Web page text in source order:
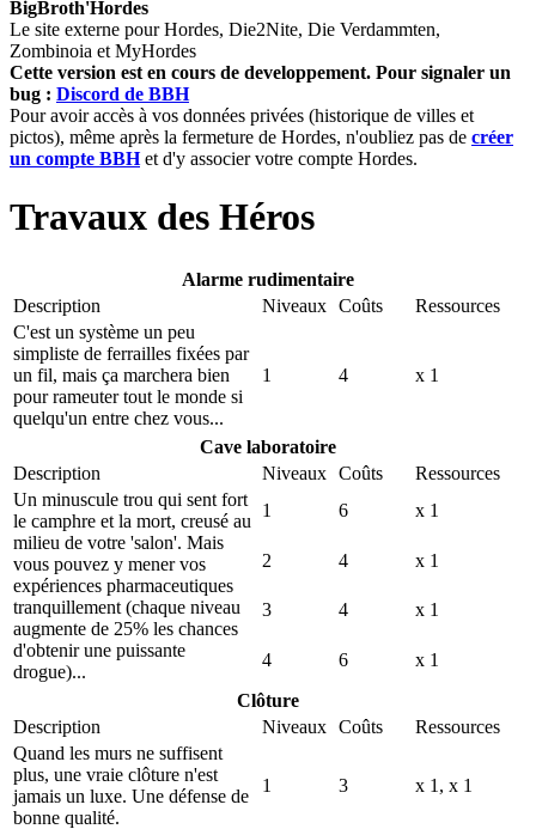
BigBroth'Hordes
Le site externe pour Hordes, Die2Nite, Die Verdammten,
Zombinoia et MyHordes
Cette version est en cours de developpement. Pour signaler un
bug : Discord de BBH
Pour avoir accès à vos données privées (historique de villes et
pictos), même après la fermeture de Hordes, n'oubliez pas de créer
un compte BBHet d'y associer votre compte Hordes.
Travaux des Héros
Alarme rudimentaire
Description
Niveaux Coûts
Ressources
C'est un système un peu
simpliste de ferrailles fixées par
un fil, mais ça marchera bien
pour rameuter tout le monde si
quelqu'un entre chez vous...
1 4 x 1
Cave laboratoire
Description
Niveaux Coûts
Ressources
Un minuscule trou qui sent fort
le camphre et la mort, creusé au
milieu de votre 'salon'. Mais
vous pouvez y mener vos
expériences pharmaceutiques
tranquillement (chaque niveau
augmente de 25% les chances
d'obtenir une puissante
drogue)...
1 6 x 1
2 4 x 1
3 4 x 1
4 6
x 1
Clôture
Description
Niveaux Coûts
Ressources
Quand les murs ne suffisent
plus, une vraie clôture n'est
jamais un luxe. Une défense de
bonne qualité.
1 3 x 1, x 1